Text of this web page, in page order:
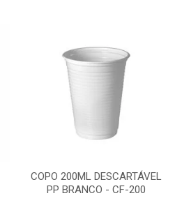
COPO 200ML DESCARTÁVEL
PP BRANCO - CF-200